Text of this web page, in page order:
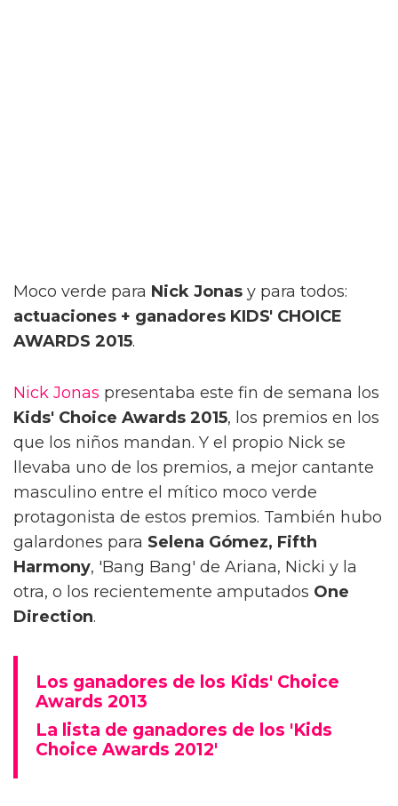
Moco verde para Nick Jonas y para todos:
actuaciones + ganadores KIDS' CHOICE
AWARDS 2015.
Nick Jonas presentaba este fin de semana los
Kids' Choice Awards 2015, los premios en los
que los niños mandan. Y el propio Nick se
llevaba uno de los premios, a mejor cantante
masculino entre el mítico moco verde
protagonista de estos premios. También hubo
galardones para Selena Gómez, Fifth
Harmony, 'Bang Bang' de Ariana, Nicki y la
otra, o los recientemente amputados One
Direction.
Los ganadores de los Kids' Choice
Awards 2013
La lista de ganadores de los 'Kids
Choice Awards 2012'